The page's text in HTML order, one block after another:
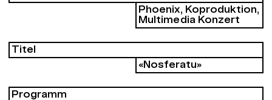
Phoenix, Koproduktion,
Multimedia Konzert
Titel
«Nosferatu»
Programm